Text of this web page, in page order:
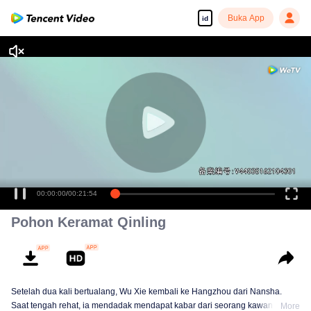
id Buka App
00:00:00/00:21:54
Pohon Keramat Qinling
Setelah dua kali bertualang, Wu Xie kembali ke Hangzhou dari Nansha.
Saat tengah rehat, ia mendadak mendapat kabar dari seorang kawan yang
More